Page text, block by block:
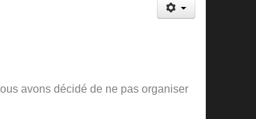
avons décidé de ne pas organiser